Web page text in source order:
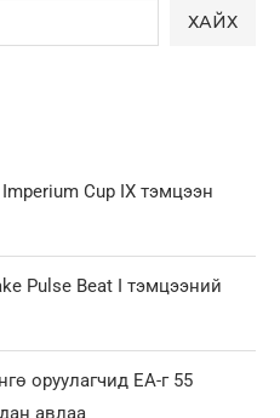
ХАЙХ
Cup IX тэмцээн
Pulse Beat I тэмцээний
оруулагчид EA-г 55
авлаа